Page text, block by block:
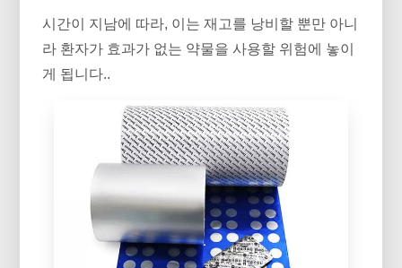
시간이 지남에 따라, 이는 재고를 낭비할 뿐만 아니
라 환자가 효과가 없는 약물을 사용할 위험에 놓이
게 됩니다..